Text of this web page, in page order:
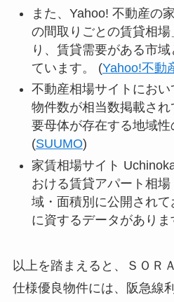
また、Yahoo! 不動産の
の間取りごとの賃貸相
り、賃貸需要がある市
ています。 (Yahoo!不動
不動産相場サイトにお
物件数が相当数掲載さ
要母体が存在する地域性
(SUUMO)
家賃相場サイト
おける賃貸アパート相
域・面積別に公開され
に資するデータがありま
以上を踏まえると、ＳＯＲ
仕様優良物件には、阪急線